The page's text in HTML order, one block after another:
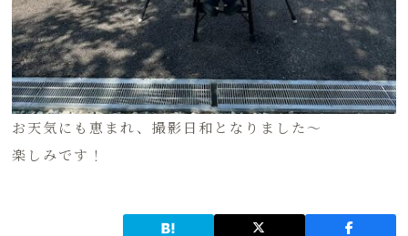
お天気にも恵まれ、撮影日和となりました〜
楽しみです！